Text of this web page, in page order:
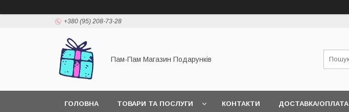
+380 (95) 208-73-28
Пам-Пам Магазин Подарунків
ГОЛОВНА ТОВАРИ ТА ПОСЛУГИ КОНТАКТИ ДОСТАВКА/ОПЛАТА